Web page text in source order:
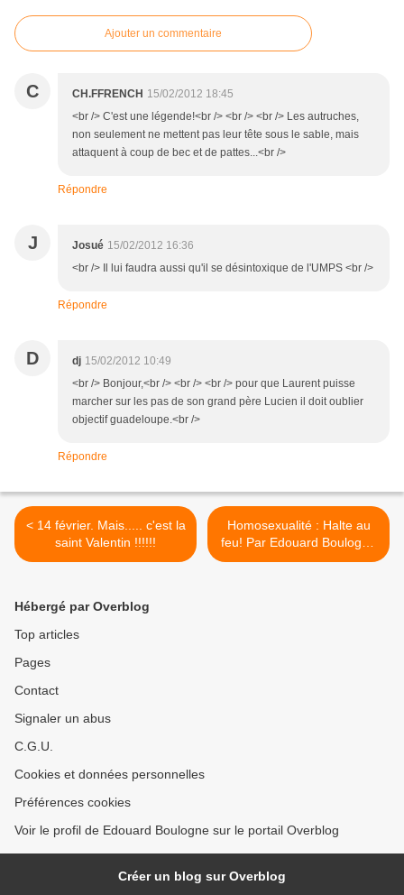
Ajouter un commentaire
C CH.FFRENCH 15/02/2012 18:45
<br /> C'est une légende!<br /> <br /> <br /> Les autruches,
non seulement ne mettent pas leur tête sous le sable, mais
attaquent à coup de bec et de pattes...<br />
Répondre
J Josué 15/02/2012 16:36
<br /> Il lui faudra aussi qu'il se désintoxique de l'UMPS <br />
Répondre
D dj 15/02/2012 10:49
<br /> Bonjour,<br /> <br /> <br /> pour que Laurent puisse
marcher sur les pas de son grand père Lucien il doit oublier
objectif guadeloupe.<br />
Répondre
< 14 février. Mais..... c'est la
saint Valentin !!!!!!
Homosexualité : Halte au
feu! Par Edouard Boulogne
>
Hébergé par Overblog
Top articles
Pages
Contact
Signaler un abus
C.G.U.
Cookies et données personnelles
Préférences cookies
Voir le profil de Edouard Boulogne sur le portail Overblog
Créer un blog sur Overblog